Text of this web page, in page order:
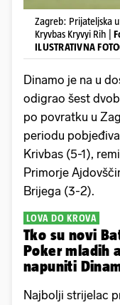
Zagreb: Prijateljska
Kryvbas Kryvyi Rih |
ILUSTRATIVNA
Dinamo je na u
odigrao šest
po povratku u
periodu
Krivbas (5-1),
Primorje
Brijega (3-2).
LOVA DO KROVA
Tko su novi
Poker mladih
napuniti
Najbolji strijelac